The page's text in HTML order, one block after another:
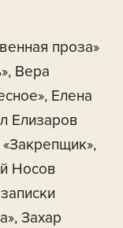
проза»
Вера
Елена
Елизаров
Носов
Захар